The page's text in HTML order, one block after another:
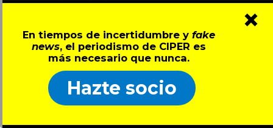
En tiempos de incertidumbre y fake
news, el periodismo de CIPER es
más necesario que nunca.
Hazte socio
×
los periodistas de La Moneda. Esto último sucedió
Copucha”, como se llama la oficina donde trabajan los
reporteros.
Luego, los corresponsales extranjeros se quejaron
públicamente porque no les contestaban los
llamados, les cancelaban entrevistas y les negaban